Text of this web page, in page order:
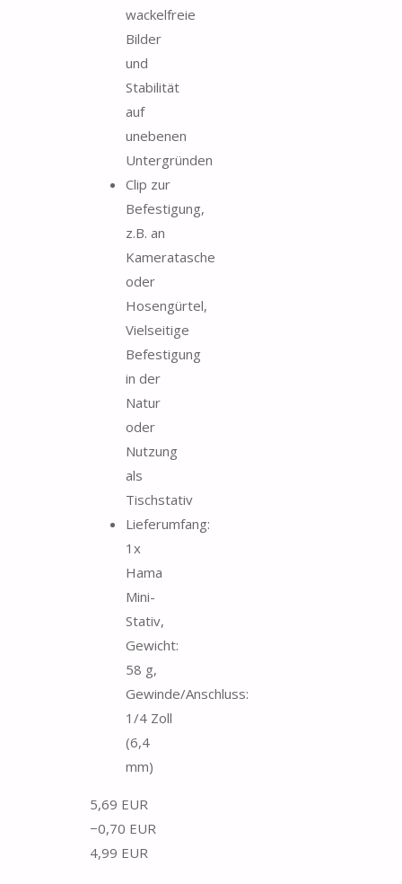
wackelfreie
Bilder
und
Stabilität
auf
unebenen
Untergründen
Clip zur
Befestigung,
z.B. an
Kameratasche
oder
Hosengürtel,
Vielseitige
Befestigung
in der
Natur
oder
Nutzung
als
Tischstativ
Lieferumfang:
1x
Hama
Mini-
Stativ,
Gewicht:
58 g,
Gewinde/Anschluss:
1/4 Zoll
(6,4
mm)
5,69 EUR
−0,70 EUR
4,99 EUR